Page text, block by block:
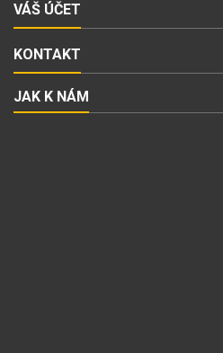
VÁŠ ÚČET
KONTAKT
JAK K NÁM